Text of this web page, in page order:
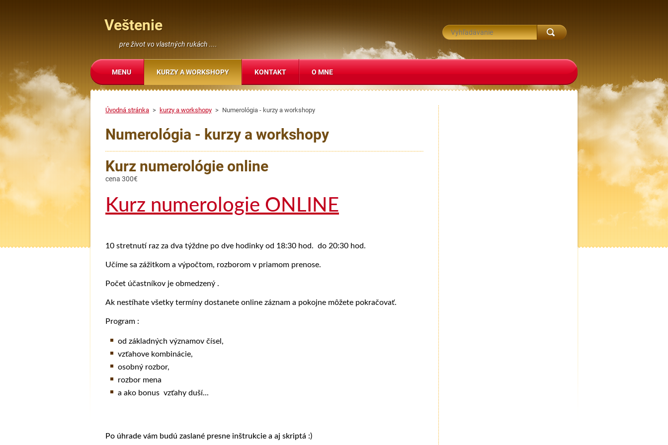
Veštenie
pre život vo vlastných rukách ....
Úvodná stránka > kurzy a workshopy > Numerológia - kurzy a workshopy
Numerológia - kurzy a workshopy
Kurz numerológie online
cena 300€
Kurz numerologie ONLINE
10 stretnutí raz za dva týždne po dve hodinky od 18:30 hod. do 20:30 hod.
Učíme sa zážitkom a výpočtom, rozborom v priamom prenose.
Počet účastníkov je obmedzený .
Ak nestíhate všetky termíny dostanete online záznam a pokojne môžete pokračovať.
Program :
od základných významov čísel,
vzťahove kombinácie,
osobný rozbor,
rozbor mena
a ako bonus vzťahy duší...
Po úhrade vám budú zaslané presne inštrukcie a aj skriptá :)
MENU KURZY A WORKSHOPY KONTAKT O MNE